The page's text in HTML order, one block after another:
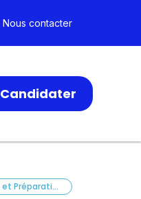
Nous contacter
Candidater
Micro-learning de la Psychologie du Sport et Préparation Mentale – E-campus de Trans-faire